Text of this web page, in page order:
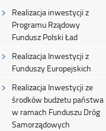
Realizacja inwestycji z
Programu Rządowy
Fundusz Polski Ład
Realizacja Inwestycji z
Funduszy Europejskich
Realizacja Inwestycji ze
środków budżetu państwa
w ramach Funduszu Dróg
Samorządowych